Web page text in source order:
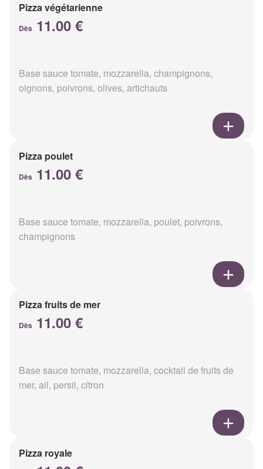
Pizza végétarienne
Dès 11.00 €
Base sauce tomate, mozzarella, champignons,
oignons, poivrons, olives, artichauts
Pizza poulet
Dès 11.00 €
Base sauce tomate, mozzarella, poulet, poivrons,
champignons
Pizza fruits de mer
Dès 11.00 €
Base sauce tomate, mozzarella, cocktail de fruits de
mer, ail, persil, citron
Pizza royale